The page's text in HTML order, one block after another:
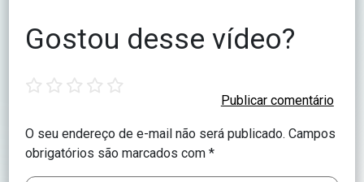
Gostou desse vídeo?
O seu endereço de e-mail não será publicado. Campos
obrigatórios são marcados com*
star stars stars stars stars